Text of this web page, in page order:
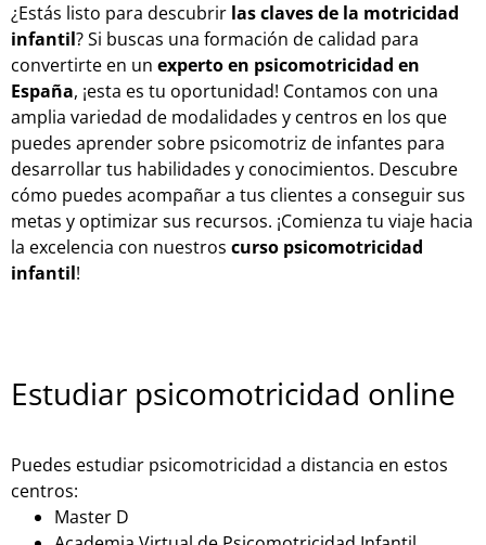
¿Estás listo para descubrir las claves de la motricidad
infantil? Si buscas una formación de calidad para
convertirte en un experto en psicomotricidad en
España, ¡esta es tu oportunidad! Contamos con una
amplia variedad de modalidades y centros en los que
puedes aprender sobre psicomotriz de infantes para
desarrollar tus habilidades y conocimientos. Descubre
cómo puedes acompañar a tus clientes a conseguir sus
metas y optimizar sus recursos. ¡Comienza tu viaje hacia
la excelencia con nuestros curso psicomotricidad
infantil!
Estudiar psicomotricidad online
Puedes estudiar psicomotricidad a distancia en estos
centros:
Master D